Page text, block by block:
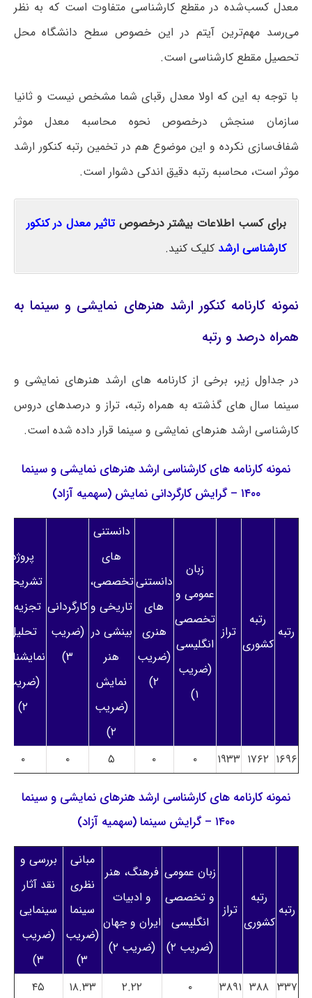
معدل کسب‌شده در مقطع کارشناسی متفاوت است که به نظر
می‌رسد مهم‌ترین آیتم در این خصوص سطح دانشگاه محل
تحصیل مقطع کارشناسی است.
با توجه به این که اولا معدل رقبای شما مشخص نیست و ثانیا
سازمان سنجش درخصوص نحوه محاسبه معدل موثر
شفاف‌سازی نکرده و این موضوع هم در تخمین رتبه کنکور ارشد
موثر است، محاسبه رتبه دقیق اندکی دشوار است.
برای کسب اطلاعات بیشتر درخصوصتاثیر معدل در کنکور
کارشناسی ارشد کلیک کنید.
نمونه کارنامه کنکور ارشد هنرهای نمایشی و سینما به
همراه درصد و رتبه
در جداول زیر، برخی از کارنامه های ارشد هنرهای نمایشی و
سینما سال های گذشته به همراه رتبه، تراز و درصدهای دروس
کارشناسی ارشد هنرهای نمایشی و سینما قرار داده شده است.
نمونه کارنامه های کارشناسی ارشد هنرهای نمایشی و سینما
۱۴۰۰ – گرایش کارگردانی نمایش (سهمیه آزاد)
رتبه
رتبه
کشوری
تراز
زبان
عمومی و
تخصصی
انگلیسی
(ضریب
۱)
دانستنی
های
هنری
(ضریب
۲)
دانستنی
های
تخصصی،
تاریخی و
بینشی در
هنر
نمایش
(ضریب
۲)
کارگردانی
(ضریب
۳)
پروژه
تشریحی
تجزیه و
تحلیل
نمایشنامه
(ضریب
۲)
۱۶۹۶ ۱۷۶۲ ۱۹۳۳ ۰ ۰ ۵ ۰ ۰
نمونه کارنامه های کارشناسی ارشد هنرهای نمایشی و سینما
۱۴۰۰ – گرایش سینما (سهمیه آزاد)
رتبه
رتبه
کشوری
تراز
زبان عمومی
و تخصصی
انگلیسی
(ضریب ۲)
فرهنگ، هنر
و ادبیات
ایران و جهان
(ضریب ۲)
مبانی
نظری
سینما
(ضریب
۳)
بررسی و
نقد آثار
سینمایی
(ضریب
۳)
۳۳۷ ۳۸۸ ۳۸۹۱ ۰ ۲.۲۲ ۱۸.۳۳ ۴۵